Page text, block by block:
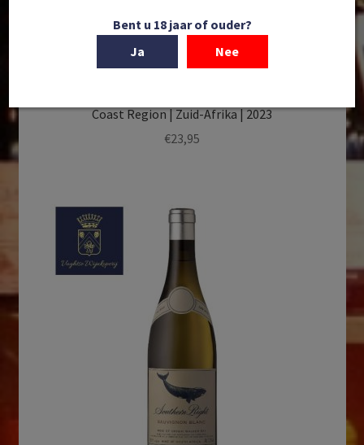
In winkelmand
Coast Region | Zuid-Afrika | 2023
€23,95
Bent u 18 jaar of ouder?
Ja
Nee